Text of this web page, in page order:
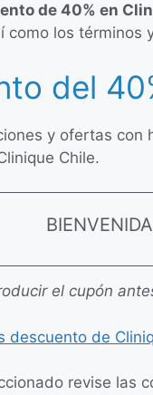
de 40% en
como los términos
del
y ofertas con
Chile.
el cupón
descuento de
revise las